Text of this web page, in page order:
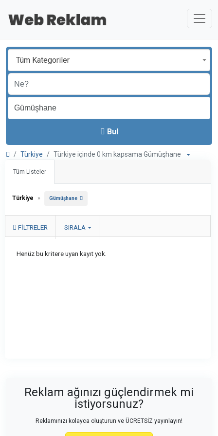
Tüm Kategoriler
Bul
Türkiye Türkiye içinde 0 km kapsama Gümüşhane
Tüm Listeler
Türkiye » Gümüşhane
FILTRELER SIRALA
Henüz bu kritere uyan kayıt yok.
Reklam ağınızı güçlendirmek mi
istiyorsunuz?
Reklamınızı kolayca oluşturun ve ÜCRETSİZ yayınlayın!